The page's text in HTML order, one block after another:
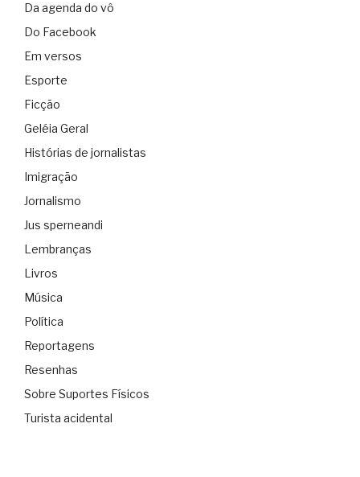
Da agenda do vô
Do Facebook
Em versos
Esporte
Ficção
Geléia Geral
Histórias de jornalistas
Imigração
Jornalismo
Jus sperneandi
Lembranças
Livros
Música
Política
Reportagens
Resenhas
Sobre Suportes Físicos
Turista acidental